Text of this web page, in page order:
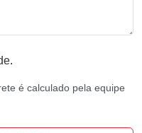
.
é calculado pela equipe